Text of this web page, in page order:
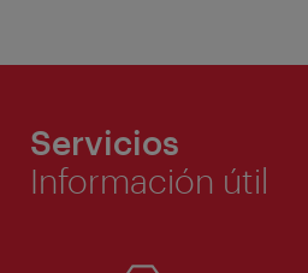
Servicios
Información útil